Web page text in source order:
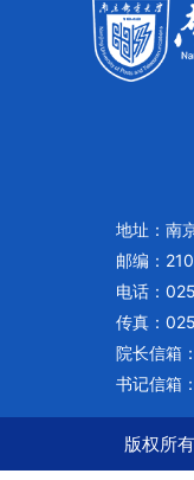
地址：南
邮编：
电话：
传真：
院长信箱
书记信箱
版权所